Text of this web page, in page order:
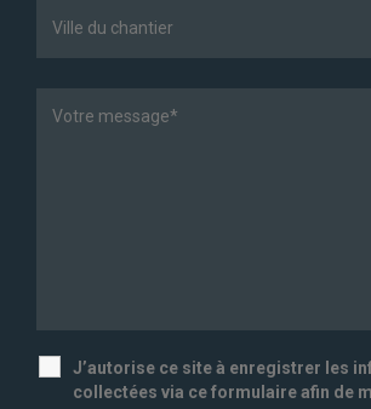
J’autorise ce site à enregistrer les
collectées via ce formulaire afin de